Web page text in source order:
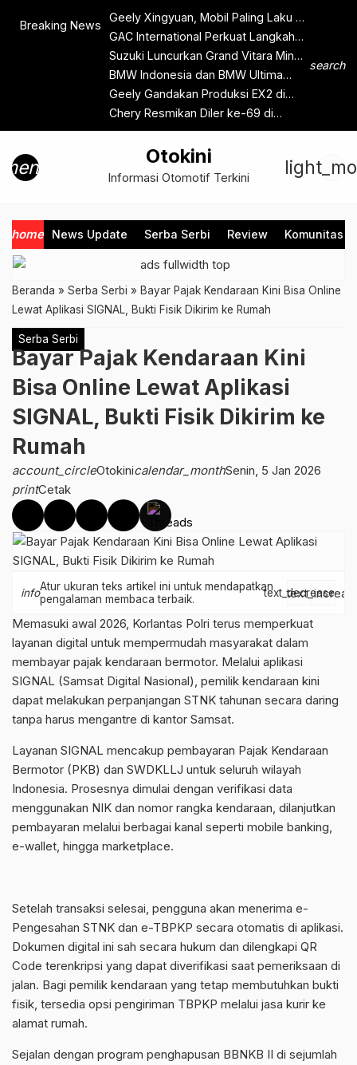
Breaking News
Geely Xingyuan, Mobil Paling Laku di
Pasar Tiongkok
GAC International Perkuat Langkah
Strategis di Indonesia
Suzuki Luncurkan Grand Vitara Minor
Change 2025 di GJAW 2025
BMW Indonesia dan BMW Ultima
Resmikan Body & Paint Training
Center
Geely Gandakan Produksi EX2 di
Indonesia, Waktu Tunggu Kini Hanya
Satu Bulan
Chery Resmikan Diler ke-69 di
Kawasan Bintaro
search
menu Otokini
Informasi Otomotif Terkini
home News Update Serba Serbi Review Komunitas
Beranda » Serba Serbi » Bayar Pajak Kendaraan Kini Bisa Online
Lewat Aplikasi SIGNAL, Bukti Fisik Dikirim ke Rumah
Serba Serbi
Bayar Pajak Kendaraan Kini
Bisa Online Lewat Aplikasi
SIGNAL, Bukti Fisik Dikirim ke
Rumah
account_circleOtokinicalendar_monthSenin, 5 Jan 2026
printCetak
infoAtur ukuran teks artikel ini untuk mendapatkan
pengalaman membaca terbaik.
text_decrease
Memasuki awal 2026, Korlantas Polri terus memperkuat
layanan digital untuk mempermudah masyarakat dalam
membayar pajak kendaraan bermotor. Melalui aplikasi
SIGNAL (Samsat Digital Nasional), pemilik kendaraan kini
dapat melakukan perpanjangan STNK tahunan secara daring
tanpa harus mengantre di kantor Samsat.
Layanan SIGNAL mencakup pembayaran Pajak Kendaraan
Bermotor (PKB) dan SWDKLLJ untuk seluruh wilayah
Indonesia. Prosesnya dimulai dengan verifikasi data
menggunakan NIK dan nomor rangka kendaraan, dilanjutkan
pembayaran melalui berbagai kanal seperti mobile banking,
e-wallet, hingga marketplace.
Setelah transaksi selesai, pengguna akan menerima e-
Pengesahan STNK dan e-TBPKP secara otomatis di aplikasi.
Dokumen digital ini sah secara hukum dan dilengkapi QR
Code terenkripsi yang dapat diverifikasi saat pemeriksaan di
jalan. Bagi pemilik kendaraan yang tetap membutuhkan bukti
fisik, tersedia opsi pengiriman TBPKP melalui jasa kurir ke
alamat rumah.
Sejalan dengan program penghapusan BBNKB II di sejumlah